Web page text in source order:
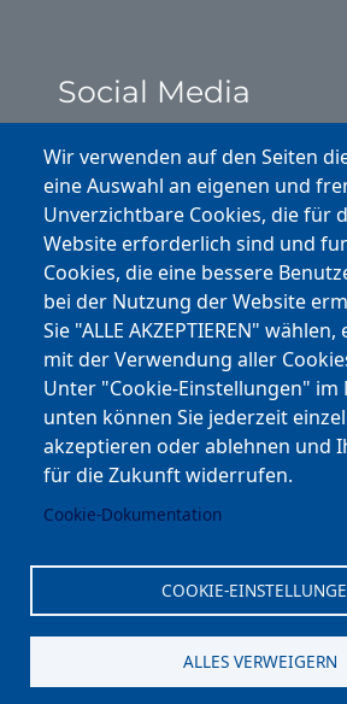
Wir verwenden auf den Seiten
eine Auswahl an eigenen und
Unverzichtbare Cookies, die für
Website erforderlich sind und
Cookies, die eine bessere
bei der Nutzung der Website
Sie "ALLE AKZEPTIEREN"
mit der Verwendung aller
Unter "Cookie-Einstellungen" im
unten können Sie jederzeit
akzeptieren oder ablehnen und
für die Zukunft widerrufen.
Cookie-Dokumentation
COOKIE-
ALLES VERWEIGERN
Social Media
Instagram
Facebook
Youtube
Andere Bereiche
transp. Verwaltung / Amm.
Nationaler Plan für Aufbau
Cookie-Einstellungen
Kontakt
⎋ Autonome Provinz Bozen
⎋ Schulbibliothek
⎋ Sportnews von unserer